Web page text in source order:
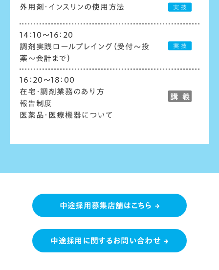
外用剤・インスリンの使用方法
14：10～16：20
調剤実践ロールプレイング（受付～投
薬～会計まで）
16：20～18：00
在宅・調剤業務のあり方
報告制度
医薬品・医療機器について
中途採用募集店舗はこちら
中途採用に関するお問い合わせ